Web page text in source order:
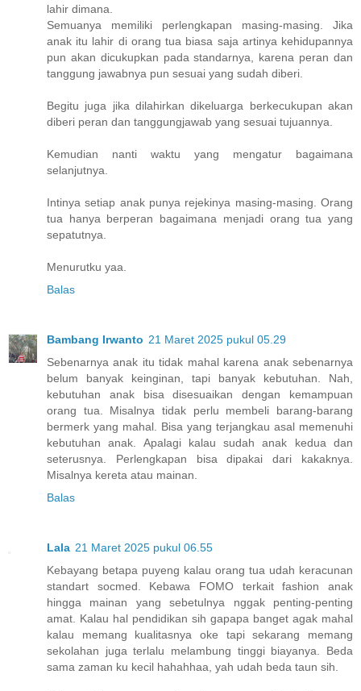
lahir dimana.
Semuanya memiliki perlengkapan masing-masing. Jika
anak itu lahir di orang tua biasa saja artinya kehidupannya
pun akan dicukupkan pada standarnya, karena peran dan
tanggung jawabnya pun sesuai yang sudah diberi.
Begitu juga jika dilahirkan dikeluarga berkecukupan akan
diberi peran dan tanggungjawab yang sesuai tujuannya.
Kemudian nanti waktu yang mengatur bagaimana
selanjutnya.
Intinya setiap anak punya rejekinya masing-masing. Orang
tua hanya berperan bagaimana menjadi orang tua yang
sepatutnya.
Menurutku yaa.
Balas
Bambang Irwanto 21 Maret 2025 pukul 05.29
Sebenarnya anak itu tidak mahal karena anak sebenarnya
belum banyak keinginan, tapi banyak kebutuhan. Nah,
kebutuhan anak bisa disesuaikan dengan kemampuan
orang tua. Misalnya tidak perlu membeli barang-barang
bermerk yang mahal. Bisa yang terjangkau asal memenuhi
kebutuhan anak. Apalagi kalau sudah anak kedua dan
seterusnya. Perlengkapan bisa dipakai dari kakaknya.
Misalnya kereta atau mainan.
Balas
Lala 21 Maret 2025 pukul 06.55
Kebayang betapa puyeng kalau orang tua udah keracunan
standart socmed. Kebawa FOMO terkait fashion anak
hingga mainan yang sebetulnya nggak penting-penting
amat. Kalau hal pendidikan sih gapapa banget agak mahal
kalau memang kualitasnya oke tapi sekarang memang
sekolahan juga terlalu melambung tinggi biayanya. Beda
sama zaman ku kecil hahahhaa, yah udah beda taun sih.